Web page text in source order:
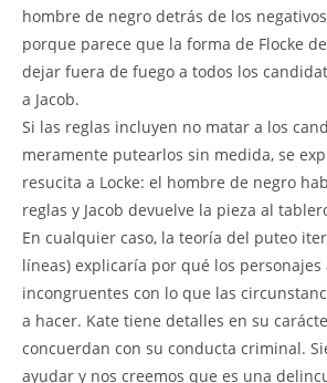
hombre de negro detrás de los
porque parece que la forma de Flocke
dejar fuera de fuego a todos los
a Jacob.
Si las reglas incluyen no matar a los
meramente putearlos sin medida, se
resucita a Locke: el hombre de negro
reglas y Jacob devuelve la pieza al
En cualquier caso, la teoría del puteo
líneas) explicaría por qué los personajes
incongruentes con lo que las
a hacer. Kate tiene detalles en su
concuerdan con su conducta criminal.
ayudar y nos creemos que es una